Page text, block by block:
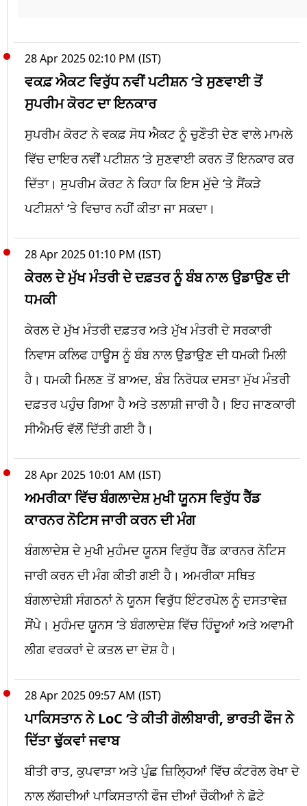
28 Apr 2025 02:10 PM (IST)
ਵਕਫ਼ ਐਕਟ ਵਿਰੁੱਧ ਨਵੀਂ ਪਟੀਸ਼ਨ ‘ਤੇ ਸੁਣਵਾਈ ਤੋਂ
ਸੁਪਰੀਮ ਕੋਰਟ ਦਾ ਇਨਕਾਰ
ਸੁਪਰੀਮ ਕੋਰਟ ਨੇ ਵਕਫ਼ ਸੋਧ ਐਕਟ ਨੂੰ ਚੁਣੌਤੀ ਦੇਣ ਵਾਲੇ ਮਾਮਲੇ
ਵਿੱਚ ਦਾਇਰ ਨਵੀਂ ਪਟੀਸ਼ਨ ‘ਤੇ ਸੁਣਵਾਈ ਕਰਨ ਤੋਂ ਇਨਕਾਰ ਕਰ
ਦਿੱਤਾ। ਸੁਪਰੀਮ ਕੋਰਟ ਨੇ ਕਿਹਾ ਕਿ ਇਸ ਮੁੱਦੇ ‘ਤੇ ਸੈਂਕੜੇ
ਪਟੀਸ਼ਨਾਂ ‘ਤੇ ਵਿਚਾਰ ਨਹੀਂ ਕੀਤਾ ਜਾ ਸਕਦਾ।
28 Apr 2025 01:10 PM (IST)
ਕੇਰਲ ਦੇ ਮੁੱਖ ਮੰਤਰੀ ਦੇ ਦਫ਼ਤਰ ਨੂੰ ਬੰਬ ਨਾਲ ਉਡਾਉਣ ਦੀ
ਧਮਕੀ
ਕੇਰਲ ਦੇ ਮੁੱਖ ਮੰਤਰੀ ਦਫ਼ਤਰ ਅਤੇ ਮੁੱਖ ਮੰਤਰੀ ਦੇ ਸਰਕਾਰੀ
ਨਿਵਾਸ ਕਲਿਫ ਹਾਊਸ ਨੂੰ ਬੰਬ ਨਾਲ ਉਡਾਉਣ ਦੀ ਧਮਕੀ ਮਿਲੀ
ਹੈ। ਧਮਕੀ ਮਿਲਣ ਤੋਂ ਬਾਅਦ, ਬੰਬ ਨਿਰੋਧਕ ਦਸਤਾ ਮੁੱਖ ਮੰਤਰੀ
ਦਫ਼ਤਰ ਪਹੁੰਚ ਗਿਆ ਹੈ ਅਤੇ ਤਲਾਸ਼ੀ ਜਾਰੀ ਹੈ। ਇਹ ਜਾਣਕਾਰੀ
ਸੀਐਮਓ ਵੱਲੋਂ ਦਿੱਤੀ ਗਈ ਹੈ।
28 Apr 2025 10:01 AM (IST)
ਅਮਰੀਕਾ ਵਿੱਚ ਬੰਗਲਾਦੇਸ਼ ਮੁਖੀ ਯੂਨਸ ਵਿਰੁੱਧ ਰੈੱਡ
ਕਾਰਨਰ ਨੋਟਿਸ ਜਾਰੀ ਕਰਨ ਦੀ ਮੰਗ
ਬੰਗਲਾਦੇਸ਼ ਦੇ ਮੁਖੀ ਮੁਹੰਮਦ ਯੂਨਸ ਵਿਰੁੱਧ ਰੈੱਡ ਕਾਰਨਰ ਨੋਟਿਸ
ਜਾਰੀ ਕਰਨ ਦੀ ਮੰਗ ਕੀਤੀ ਗਈ ਹੈ। ਅਮਰੀਕਾ ਸਥਿਤ
ਬੰਗਲਾਦੇਸ਼ੀ ਸੰਗਠਨਾਂ ਨੇ ਯੂਨਸ ਵਿਰੁੱਧ ਇੰਟਰਪੋਲ ਨੂੰ ਦਸਤਾਵੇਜ਼
ਸੌਂਪੇ। ਮੁਹੰਮਦ ਯੂਨਸ ‘ਤੇ ਬੰਗਲਾਦੇਸ਼ ਵਿੱਚ ਹਿੰਦੂਆਂ ਅਤੇ ਅਵਾਮੀ
ਲੀਗ ਵਰਕਰਾਂ ਦੇ ਕਤਲ ਦਾ ਦੋਸ਼ ਹੈ।
28 Apr 2025 09:57 AM (IST)
ਪਾਕਿਸਤਾਨ ਨੇ LoC ‘ਤੇ ਕੀਤੀ ਗੋਲੀਬਾਰੀ, ਭਾਰਤੀ ਫੌਜ ਨੇ
ਦਿੱਤਾ ਢੁੱਕਵਾਂ ਜਵਾਬ
ਬੀਤੀ ਰਾਤ, ਕੁਪਵਾੜਾ ਅਤੇ ਪੁੰਛ ਜ਼ਿਲ੍ਹਿਆਂ ਵਿੱਚ ਕੰਟਰੋਲ ਰੇਖਾ ਦੇ
ਨਾਲ ਲੱਗਦੀਆਂ ਪਾਕਿਸਤਾਨੀ ਫੌਜ ਦੀਆਂ ਚੌਕੀਆਂ ਨੇ ਛੋਟੇ